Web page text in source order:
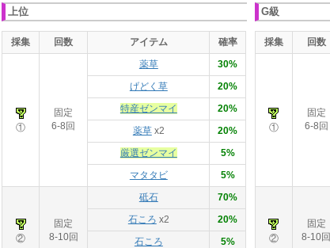
上位
採集 回数 アイテム 確率
①
固定
6-8回
薬草
30%
げどく草
20%
特産ゼンマイ
20%
薬草x2
20%
厳選ゼンマイ
5%
マタタビ
5%
②
固定
8-10回
砥石
70%
石ころ x2
20%
石ころ
5%
G級
採集 回数
①
固定
6-8回
②
固定
8-10回